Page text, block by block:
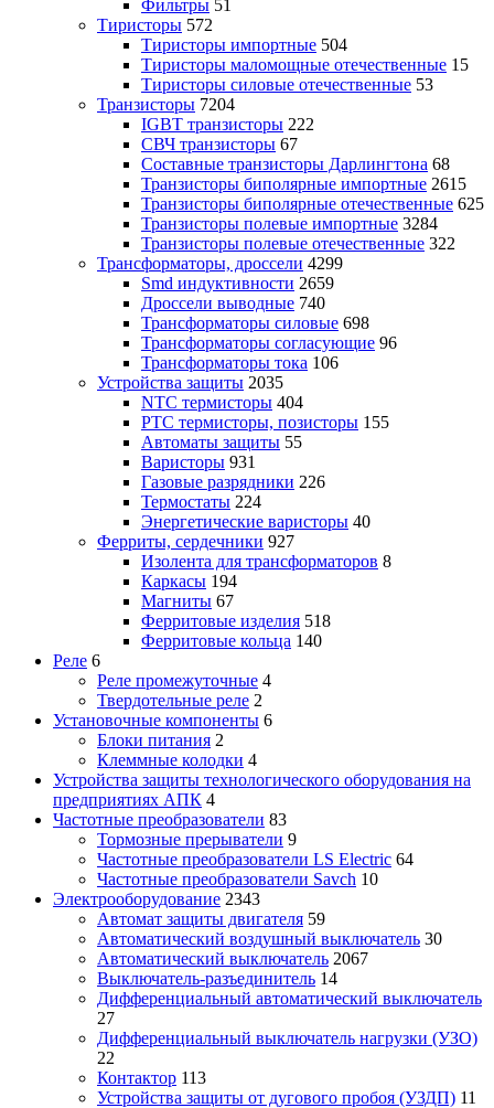
Фильтры 51
Тиристоры 572
Тиристоры импортные 504
Тиристоры маломощные отечественные 15
Тиристоры силовые отечественные 53
Транзисторы 7204
IGBT транзисторы 222
СВЧ транзисторы 67
Составные транзисторы Дарлингтона 68
Транзисторы биполярные импортные 2615
Транзисторы биполярные отечественные 625
Транзисторы полевые импортные 3284
Транзисторы полевые отечественные 322
Трансформаторы, дроссели 4299
Smd индуктивности 2659
Дроссели выводные 740
Трансформаторы силовые 698
Трансформаторы согласующие 96
Трансформаторы тока 106
Устройства защиты 2035
NTC термисторы 404
PTC термисторы, позисторы 155
Автоматы защиты 55
Варисторы 931
Газовые разрядники 226
Термостаты 224
Энергетические варисторы 40
Ферриты, сердечники 927
Изолента для трансформаторов 8
Каркасы 194
Магниты 67
Ферритовые изделия 518
Ферритовые кольца 140
Реле 6
Реле промежуточные 4
Твердотельные реле 2
Установочные компоненты 6
Блоки питания 2
Клеммные колодки 4
Устройства защиты технологического оборудования на
предприятиях АПК 4
Частотные преобразователи 83
Тормозные прерыватели 9
Частотные преобразователи LS Electric 64
Частотные преобразователи Savch 10
Электрооборудование 2343
Автомат защиты двигателя 59
Автоматический воздушный выключатель 30
Автоматический выключатель 2067
Выключатель-разъединитель 14
Дифференциальный автоматический выключатель
27
Дифференциальный выключатель нагрузки (УЗО)
22
Контактор 113
Устройства защиты от дугового пробоя (УЗДП) 11